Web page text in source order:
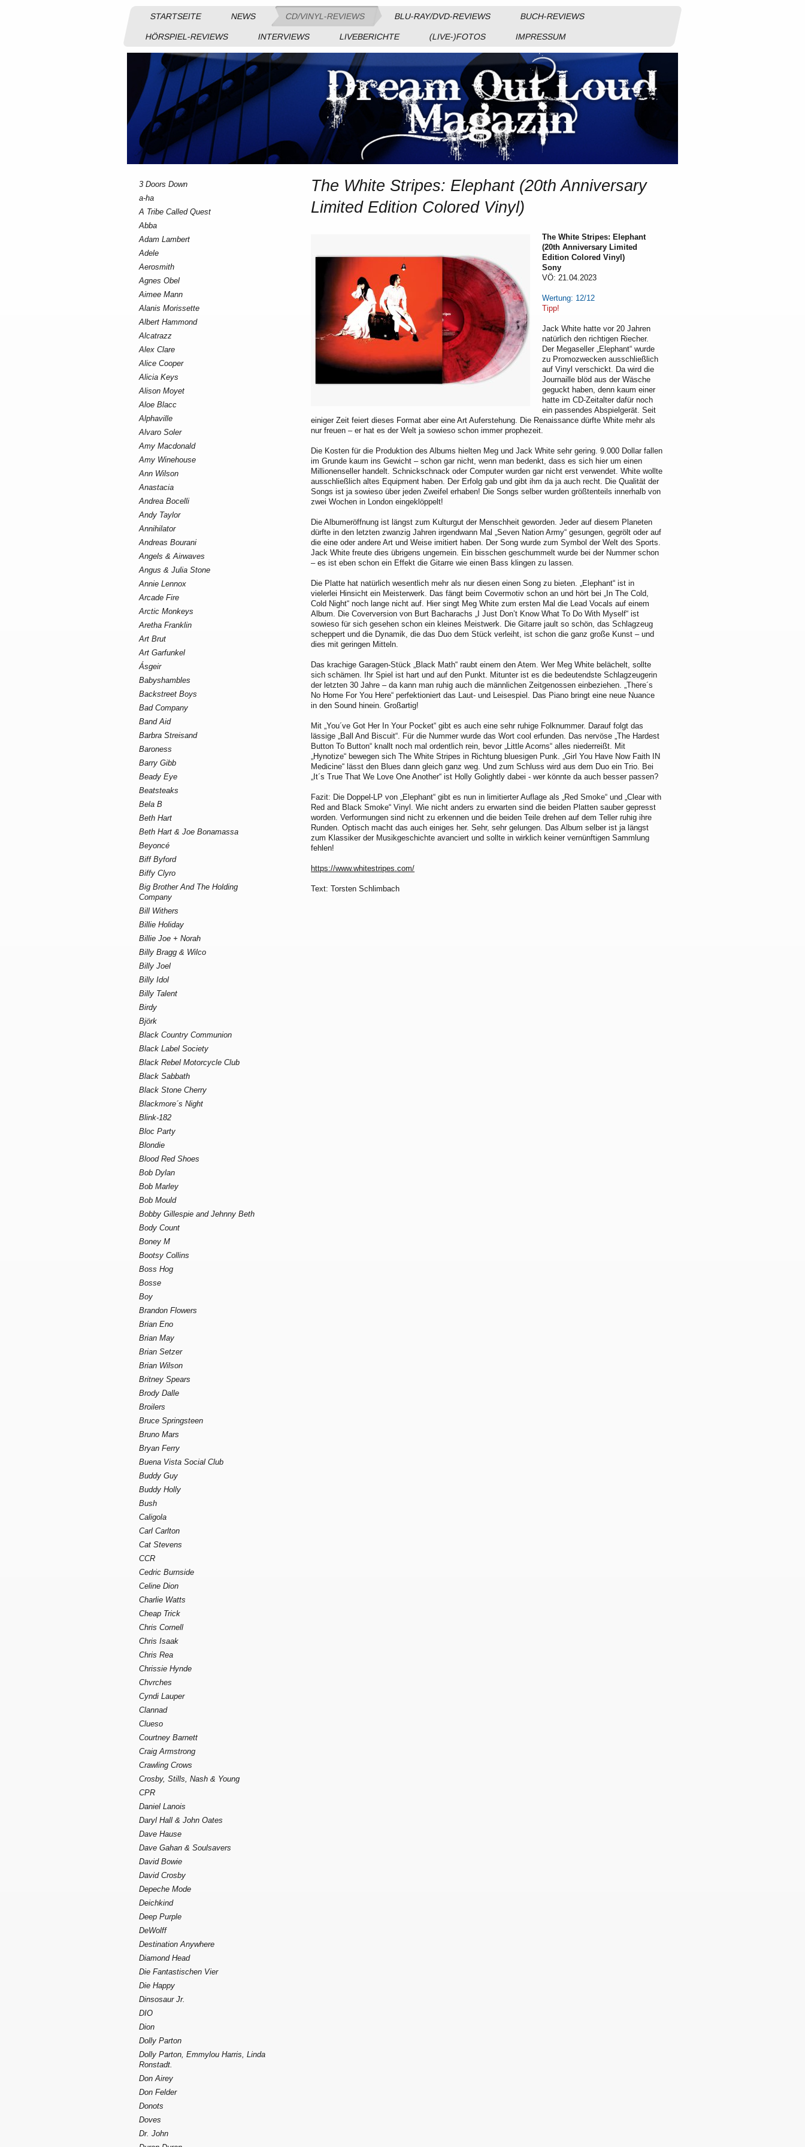
STARTSEITE NEWS CD/VINYL-REVIEWS BLU-RAY/DVD-REVIEWS BUCH-REVIEWS
HÖRSPIEL-REVIEWS INTERVIEWS LIVEBERICHTE (LIVE-)FOTOS IMPRESSUM
The White Stripes: Elephant (20th Anniversary
Limited Edition Colored Vinyl)
The White Stripes: Elephant
(20th Anniversary Limited
Edition Colored Vinyl)
Sony
VÖ: 21.04.2023
Wertung: 12/12
Tipp!
Jack White hatte vor 20 Jahren
natürlich den richtigen Riecher.
Der Megaseller „Elephant“ wurde
zu Promozwecken ausschließlich
auf Vinyl verschickt. Da wird die
Journaille blöd aus der Wäsche
geguckt haben, denn kaum einer
hatte im CD-Zeitalter dafür noch
ein passendes Abspielgerät. Seit
einiger Zeit feiert dieses Format aber eine Art Auferstehung. Die Renaissance dürfte White mehr als
nur freuen – er hat es der Welt ja sowieso schon immer prophezeit.
Die Kosten für die Produktion des Albums hielten Meg und Jack White sehr gering. 9.000 Dollar fallen
im Grunde kaum ins Gewicht – schon gar nicht, wenn man bedenkt, dass es sich hier um einen
Millionenseller handelt. Schnickschnack oder Computer wurden gar nicht erst verwendet. White wollte
ausschließlich altes Equipment haben. Der Erfolg gab und gibt ihm da ja auch recht. Die Qualität der
Songs ist ja sowieso über jeden Zweifel erhaben! Die Songs selber wurden größtenteils innerhalb von
zwei Wochen in London eingeklöppelt!
Die Albumeröffnung ist längst zum Kulturgut der Menschheit geworden. Jeder auf diesem Planeten
dürfte in den letzten zwanzig Jahren irgendwann Mal „Seven Nation Army“ gesungen, gegrölt oder auf
die eine oder andere Art und Weise imitiert haben. Der Song wurde zum Symbol der Welt des Sports.
Jack White freute dies übrigens ungemein. Ein bisschen geschummelt wurde bei der Nummer schon
– es ist eben schon ein Effekt die Gitarre wie einen Bass klingen zu lassen.
Die Platte hat natürlich wesentlich mehr als nur diesen einen Song zu bieten. „Elephant“ ist in
vielerlei Hinsicht ein Meisterwerk. Das fängt beim Covermotiv schon an und hört bei „In The Cold,
Cold Night“ noch lange nicht auf. Hier singt Meg White zum ersten Mal die Lead Vocals auf einem
Album. Die Coverversion von Burt Bacharachs „I Just Don’t Know What To Do With Myself“ ist
sowieso für sich gesehen schon ein kleines Meistwerk. Die Gitarre jault so schön, das Schlagzeug
scheppert und die Dynamik, die das Duo dem Stück verleiht, ist schon die ganz große Kunst – und
dies mit geringen Mitteln.
Das krachige Garagen-Stück „Black Math“ raubt einem den Atem. Wer Meg White belächelt, sollte
sich schämen. Ihr Spiel ist hart und auf den Punkt. Mitunter ist es die bedeutendste Schlagzeugerin
der letzten 30 Jahre – da kann man ruhig auch die männlichen Zeitgenossen einbeziehen. „There´s
No Home For You Here“ perfektioniert das Laut- und Leisespiel. Das Piano bringt eine neue Nuance
in den Sound hinein. Großartig!
Mit „You´ve Got Her In Your Pocket“ gibt es auch eine sehr ruhige Folknummer. Darauf folgt das
lässige „Ball And Biscuit“. Für die Nummer wurde das Wort cool erfunden. Das nervöse „The Hardest
Button To Button“ knallt noch mal ordentlich rein, bevor „Little Acorns“ alles niederreißt. Mit
„Hynotize“ bewegen sich The White Stripes in Richtung bluesigen Punk. „Girl You Have Now Faith IN
Medicine“ lässt den Blues dann gleich ganz weg. Und zum Schluss wird aus dem Duo ein Trio. Bei
„It´s True That We Love One Another“ ist Holly Golightly dabei - wer könnte da auch besser passen?
Fazit: Die Doppel-LP von „Elephant“ gibt es nun in limitierter Auflage als „Red Smoke“ und „Clear with
Red and Black Smoke“ Vinyl. Wie nicht anders zu erwarten sind die beiden Platten sauber gepresst
worden. Verformungen sind nicht zu erkennen und die beiden Teile drehen auf dem Teller ruhig ihre
Runden. Optisch macht das auch einiges her. Sehr, sehr gelungen. Das Album selber ist ja längst
zum Klassiker der Musikgeschichte avanciert und sollte in wirklich keiner vernünftigen Sammlung
fehlen!
https://www.whitestripes.com/
Text: Torsten Schlimbach
3 Doors Down
a-ha
A Tribe Called Quest
Abba
Adam Lambert
Adele
Aerosmith
Agnes Obel
Aimee Mann
Alanis Morissette
Albert Hammond
Alcatrazz
Alex Clare
Alice Cooper
Alicia Keys
Alison Moyet
Aloe Blacc
Alphaville
Alvaro Soler
Amy Macdonald
Amy Winehouse
Ann Wilson
Anastacia
Andrea Bocelli
Andy Taylor
Annihilator
Andreas Bourani
Angels & Airwaves
Angus & Julia Stone
Annie Lennox
Arcade Fire
Arctic Monkeys
Aretha Franklin
Art Brut
Art Garfunkel
Ásgeir
Babyshambles
Backstreet Boys
Bad Company
Band Aid
Barbra Streisand
Baroness
Barry Gibb
Beady Eye
Beatsteaks
Bela B
Beth Hart
Beth Hart & Joe Bonamassa
Beyoncé
Biff Byford
Biffy Clyro
Big Brother And The Holding
Company
Bill Withers
Billie Holiday
Billie Joe + Norah
Billy Bragg & Wilco
Billy Joel
Billy Idol
Billy Talent
Birdy
Björk
Black Country Communion
Black Label Society
Black Rebel Motorcycle Club
Black Sabbath
Black Stone Cherry
Blackmore´s Night
Blink-182
Bloc Party
Blondie
Blood Red Shoes
Bob Dylan
Bob Marley
Bob Mould
Bobby Gillespie and Jehnny Beth
Body Count
Boney M
Bootsy Collins
Boss Hog
Bosse
Boy
Brandon Flowers
Brian Eno
Brian May
Brian Setzer
Brian Wilson
Britney Spears
Brody Dalle
Broilers
Bruce Springsteen
Bruno Mars
Bryan Ferry
Buena Vista Social Club
Buddy Guy
Buddy Holly
Bush
Caligola
Carl Carlton
Cat Stevens
CCR
Cedric Burnside
Celine Dion
Charlie Watts
Cheap Trick
Chris Cornell
Chris Isaak
Chris Rea
Chrissie Hynde
Chvrches
Cyndi Lauper
Clannad
Clueso
Courtney Barnett
Craig Armstrong
Crawling Crows
Crosby, Stills, Nash & Young
CPR
Daniel Lanois
Daryl Hall & John Oates
Dave Hause
Dave Gahan & Soulsavers
David Bowie
David Crosby
Depeche Mode
Deichkind
Deep Purple
DeWolff
Destination Anywhere
Diamond Head
Die Fantastischen Vier
Die Happy
Dinsosaur Jr.
DIO
Dion
Dolly Parton
Dolly Parton, Emmylou Harris, Linda
Ronstadt.
Don Airey
Don Felder
Donots
Doves
Dr. John